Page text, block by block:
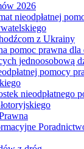
2026
nieodpłatnej
z Ukrainy
pomoc prawna
jednoosobową
pomocy
nieodpłatnego